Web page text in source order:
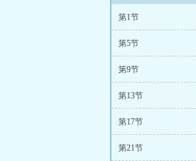
第1节
第5节
第9节
第13节
第17节
第21节